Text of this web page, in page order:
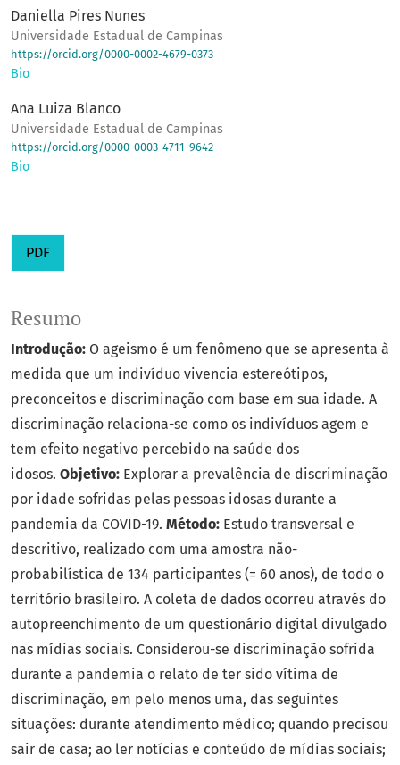
Daniella Pires Nunes
Universidade Estadual de Campinas
https://orcid.org/0000-0002-4679-0373
Bio
Ana Luiza Blanco
Universidade Estadual de Campinas
https://orcid.org/0000-0003-4711-9642
Bio
PDF
Resumo
Introdução: O ageismo é um fenômeno que se apresenta à
medida que um indivíduo vivencia estereótipos,
preconceitos e discriminação com base em sua idade. A
discriminação relaciona-se como os indivíduos agem e
tem efeito negativo percebido na saúde dos
idosos. Objetivo: Explorar a prevalência de discriminação
por idade sofridas pelas pessoas idosas durante a
pandemia da COVID-19. Método: Estudo transversal e
descritivo, realizado com uma amostra não-
probabilística de 134 participantes (= 60 anos), de todo o
território brasileiro. A coleta de dados ocorreu através do
autopreenchimento de um questionário digital divulgado
nas mídias sociais. Considerou-se discriminação sofrida
durante a pandemia o relato de ter sido vítima de
discriminação, em pelo menos uma, das seguintes
situações: durante atendimento médico; quando precisou
sair de casa; ao ler notícias e conteúdo de mídias sociais;